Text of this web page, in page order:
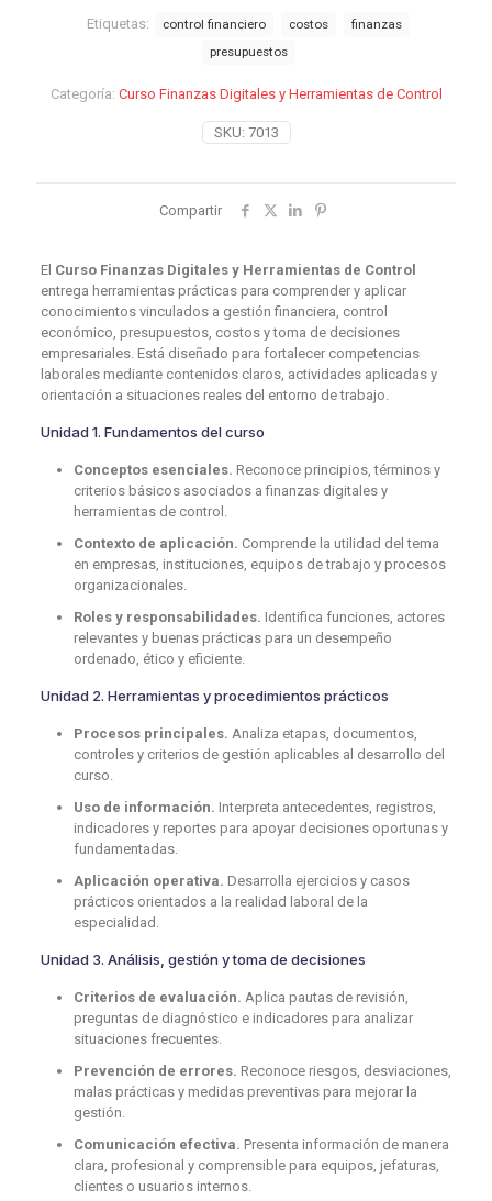
SKU: 7013
Categoría: Curso Finanzas Digitales y Herramientas de Control
Etiquetas: control financiero costos
finanzas
presupuestos
Compartir
El Curso Finanzas Digitales y Herramientas de Control
entrega herramientas prácticas para comprender y aplicar
conocimientos vinculados a gestión financiera, control
económico, presupuestos, costos y toma de decisiones
empresariales. Está diseñado para fortalecer competencias
laborales mediante contenidos claros, actividades aplicadas y
orientación a situaciones reales del entorno de trabajo.
Unidad 1. Fundamentos del curso
Conceptos esenciales. Reconoce principios, términos y
criterios básicos asociados a finanzas digitales y
herramientas de control.
Contexto de aplicación. Comprende la utilidad del tema
en empresas, instituciones, equipos de trabajo y procesos
organizacionales.
Roles y responsabilidades. Identifica funciones, actores
relevantes y buenas prácticas para un desempeño
ordenado, ético y eficiente.
Unidad 2. Herramientas y procedimientos prácticos
Procesos principales. Analiza etapas, documentos,
controles y criterios de gestión aplicables al desarrollo del
curso.
Uso de información. Interpreta antecedentes, registros,
indicadores y reportes para apoyar decisiones oportunas y
fundamentadas.
Aplicación operativa. Desarrolla ejercicios y casos
prácticos orientados a la realidad laboral de la
especialidad.
Unidad 3. Análisis, gestión y toma de decisiones
Criterios de evaluación. Aplica pautas de revisión,
preguntas de diagnóstico e indicadores para analizar
situaciones frecuentes.
Prevención de errores. Reconoce riesgos, desviaciones,
malas prácticas y medidas preventivas para mejorar la
gestión.
Comunicación efectiva. Presenta información de manera
clara, profesional y comprensible para equipos, jefaturas,
clientes o usuarios internos.